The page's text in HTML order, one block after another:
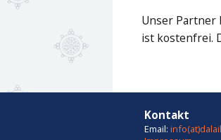
Unser Partner
ist kostenfrei.
Kontakt
Email: